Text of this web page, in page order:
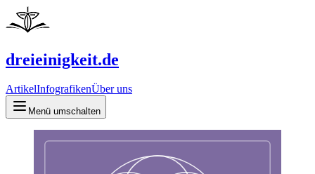
dreieinigkeit.de
ArtikelInfografikenÜber uns
Menü umschalten